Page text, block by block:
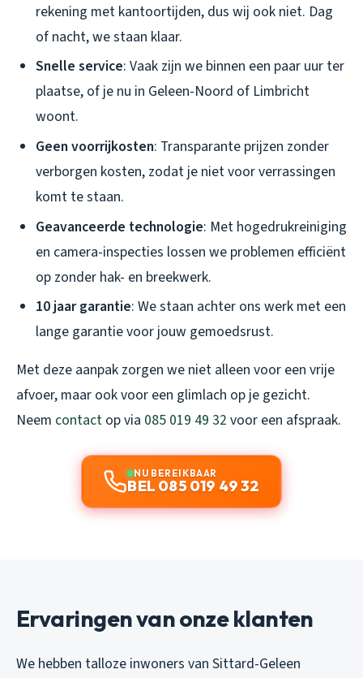
rekening met kantoortijden, dus wij ook niet. Dag
of nacht, we staan klaar.
Snelle service: Vaak zijn we binnen een paar uur ter
plaatse, of je nu in Geleen-Noord of Limbricht
woont.
Geen voorrijkosten: Transparante prijzen zonder
verborgen kosten, zodat je niet voor verrassingen
komt te staan.
Geavanceerde technologie: Met hogedrukreiniging
en camera-inspecties lossen we problemen efficiënt
op zonder hak- en breekwerk.
10 jaar garantie: We staan achter ons werk met een
lange garantie voor jouw gemoedsrust.
Met deze aanpak zorgen we niet alleen voor een vrije
afvoer, maar ook voor een glimlach op je gezicht.
Neem contact op via 085 019 49 32 voor een afspraak.
NU BEREIKBAAR
BEL 085 019 49 32
Ervaringen van onze klanten
We hebben talloze inwoners van Sittard-Geleen